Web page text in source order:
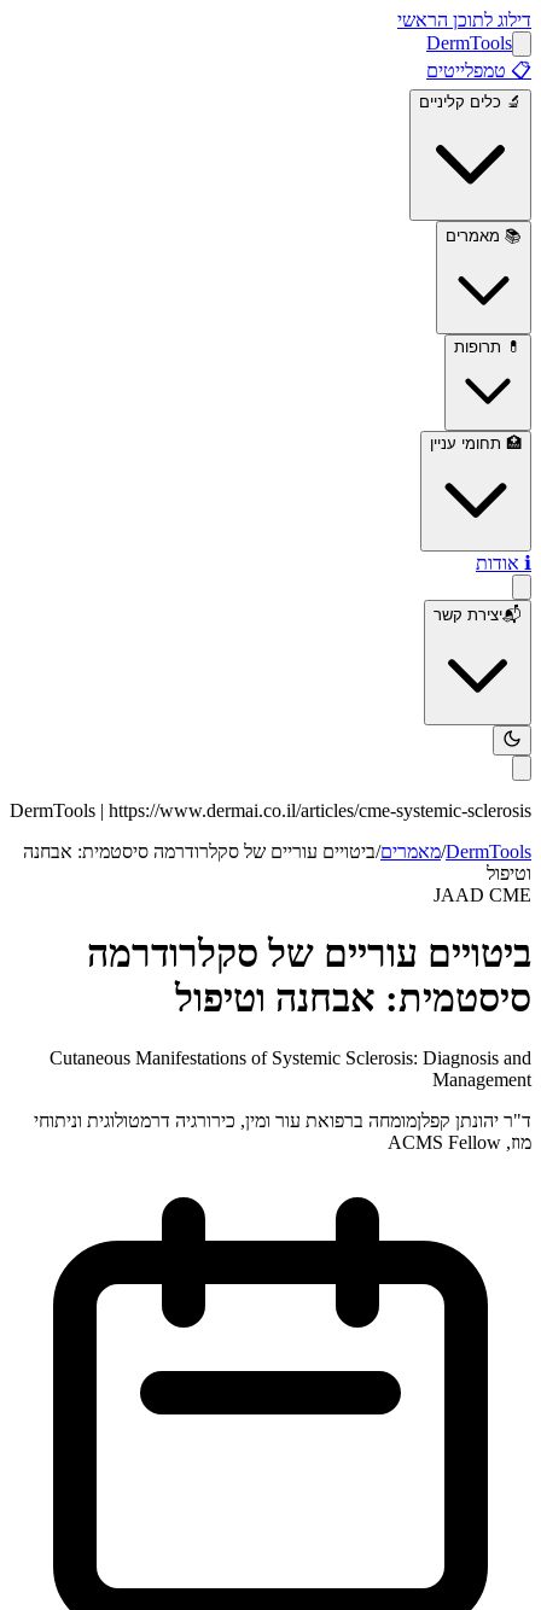
דילוג לתוכן הראשי
DermTools
📋 טמפלייטים
🔬 כלים קליניים
📚 מאמרים
💊 תרופות
🏥 תחומי עניין
ℹ️ אודות
📬יצירת קשר
DermTools | https://www.dermai.co.il/articles/cme-systemic-sclerosis
DermTools
/מאמרים/ביטויים עוריים של סקלרודרמה סיסטמית: אבחנה
וטיפול
JAAD CME
ביטויים עוריים של סקלרודרמה
סיסטמית: אבחנה וטיפול
Cutaneous Manifestations of Systemic Sclerosis: Diagnosis and
Management
ד"ר יהונתן קפלןמומחה ברפואת עור ומין, כירורגיה דרמטולוגית וניתוחי
מוז, ACMS Fellow